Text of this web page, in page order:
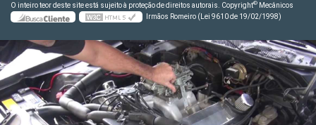
O inteiro teor deste site está sujeito à proteção de direitos autorais. Copyright© Mecânicos
Irmãos Romeiro (Lei 9610 de 19/02/1998)